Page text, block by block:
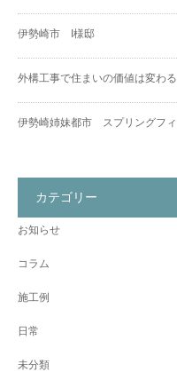
伊勢崎市 I様邸
外構工事で住まいの価値は変わ
伊勢崎姉妹都市 スプリングフ
カテゴリー
お知らせ
コラム
施工例
日常
未分類